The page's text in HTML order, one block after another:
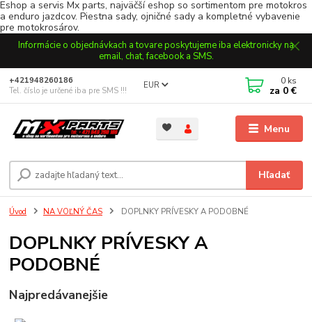
Eshop a servis Mx parts, najväčší eshop so sortimentom pre motokros
a enduro jazdcov. Piestna sady, ojničné sady a kompletné vybavenie
pre motokrosárov.
Informácie o objednávkach a tovare poskytujeme iba elektronicky na
email, chat, facebook a SMS.
Menu
EUR
Hľadať
+421948260186
Tel. číslo je určené iba pre SMS !!!
0 ks
za 0 €
Úvod NA VOĽNÝ ČAS DOPLNKY PRÍVESKY A PODOBNÉ
DOPLNKY PRÍVESKY A
PODOBNÉ
Najpredávanejšie